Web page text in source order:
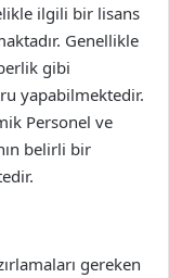
ilgili bir lisans
Genellikle
gibi
yapabilmektedir.
Personel ve
belirli bir
gereken